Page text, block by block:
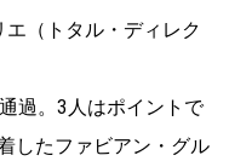
（トタル・ディレク
過。3人はポイントで
したファビアン・グル